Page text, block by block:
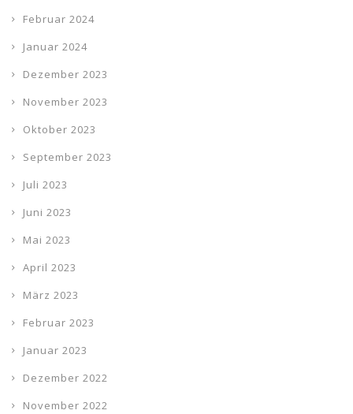
Februar 2024
Januar 2024
Dezember 2023
November 2023
Oktober 2023
September 2023
Juli 2023
Juni 2023
Mai 2023
April 2023
März 2023
Februar 2023
Januar 2023
Dezember 2022
November 2022